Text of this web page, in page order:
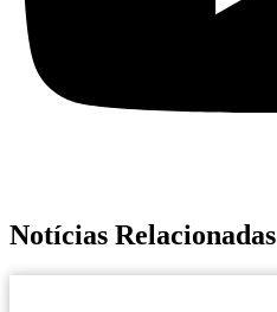
Notícias Relacionadas